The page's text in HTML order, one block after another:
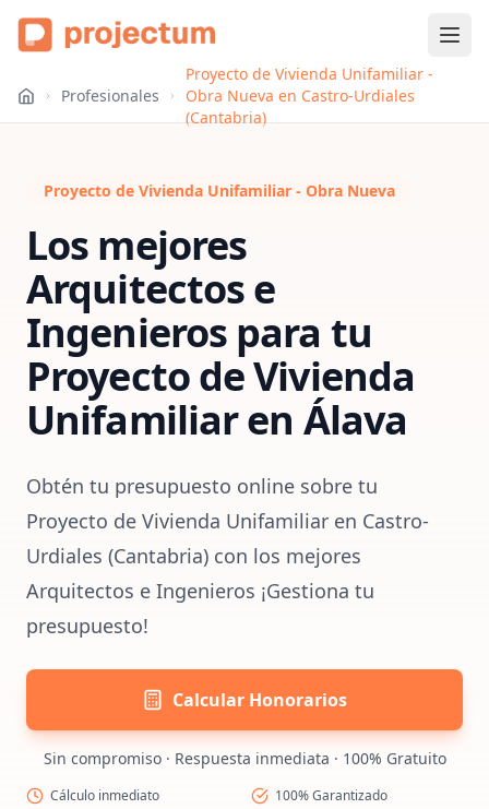
Profesionales
Proyecto de Vivienda Unifamiliar -
Obra Nueva en Castro-Urdiales
(Cantabria)
Proyecto de Vivienda Unifamiliar - Obra Nueva
Los mejores
Arquitectos e
Ingenieros para tu
Proyecto de Vivienda
Unifamiliaren Álava
Obtén tu presupuesto online sobre tu
Proyecto de Vivienda Unifamiliar en Castro-
Urdiales (Cantabria) con los mejores
Arquitectos e Ingenieros ¡Gestiona tu
presupuesto!
Calcular Honorarios
Sin compromiso · Respuesta inmediata · 100% Gratuito
Cálculo inmediato
100% Garantizado